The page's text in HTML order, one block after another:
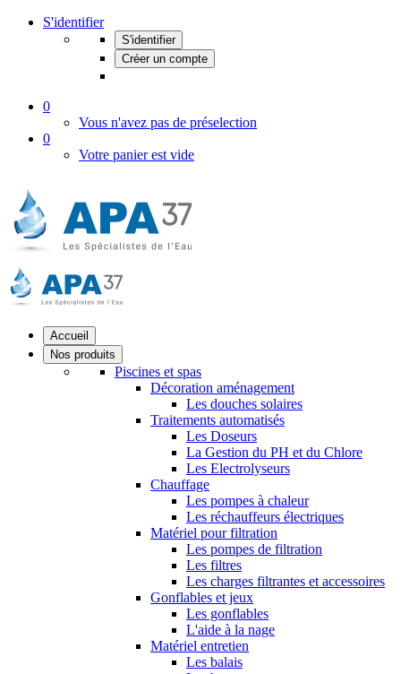
S'identifier
S'identifier
Créer un compte
0
Vous n'avez pas de préselection
0
Votre panier est vide
Accueil
Nos produits
Piscines et spas
Décoration aménagement
Les douches solaires
Traitements automatisés
Les Doseurs
La Gestion du PH et du Chlore
Les Electrolyseurs
Chauffage
Les pompes à chaleur
Les réchauffeurs électriques
Matériel pour filtration
Les pompes de filtration
Les filtres
Les charges filtrantes et accessoires
Gonflables et jeux
Les gonflables
L'aide à la nage
Matériel entretien
Les balais